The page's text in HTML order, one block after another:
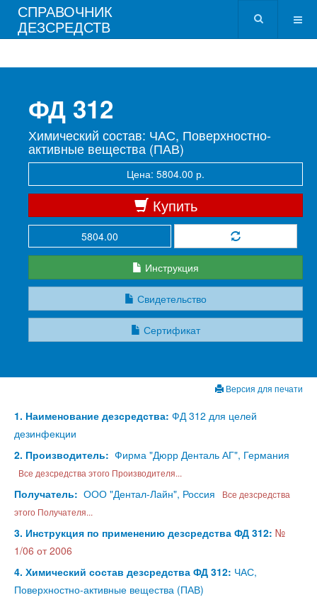
СПРАВОЧНИК
ДЕЗСРЕДСТВ
ФД 312
Химический состав: ЧАС, Поверхностно-
активные вещества (ПАВ)
Цена: 5804.00 р.
Купить
Инструкция
Свидетельство
Сертификат
Версия для печати
1. Наименование дезсредства: ФД 312 для целей
дезинфекции
2. Производитель: Фирма "Дюрр Денталь АГ", Германия
Все дезсредства этого Производителя...
Получатель: ООО "Дентал-Лайн", Россия
Все дезсредства
этого Получателя...
3. Инструкция по применению дезсредства ФД 312: №
1/06 от 2006
4. Химический состав дезсредства ФД 312: ЧАС,
Поверхностно-активные вещества (ПАВ)